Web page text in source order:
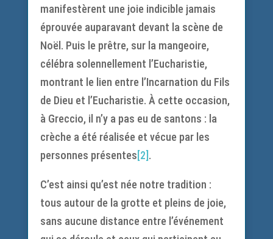
manifestèrent une joie indicible jamais
éprouvée auparavant devant la scène de
Noël. Puis le prêtre, sur la mangeoire,
célébra solennellement l’Eucharistie,
montrant le lien entre l’Incarnation du Fils
de Dieu et l’Eucharistie. À cette occasion,
à Greccio, il n’y a pas eu de santons : la
crèche a été réalisée et vécue par les
personnes présentes[2].
C’est ainsi qu’est née notre tradition :
tous autour de la grotte et pleins de joie,
sans aucune distance entre l’événement